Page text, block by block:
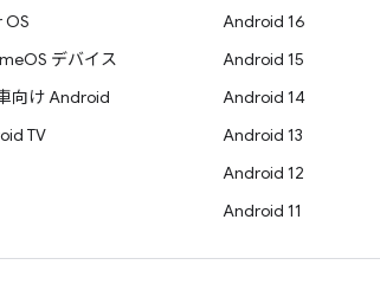
OS
デバイス
向け Android
TV
Android 16
Android 15
Android 14
Android 13
Android 12
Android 11